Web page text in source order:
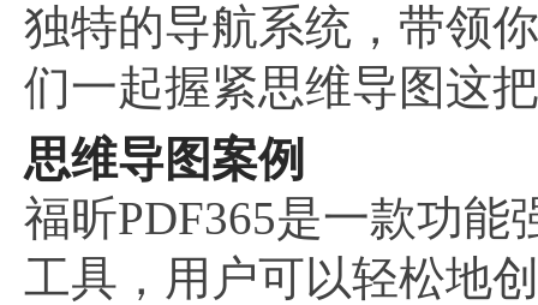
独特的导航系统，带领
们一起握紧思维导图这
思维导图案例
福昕PDF365是一款功能
工具，用户可以轻松地